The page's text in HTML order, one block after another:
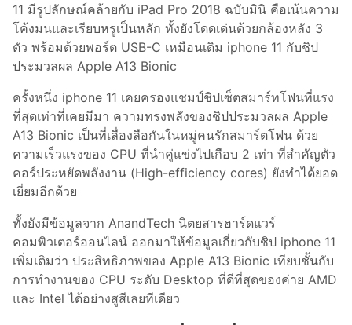
11 มีรูปลักษณ์คล้ายกับ iPad Pro 2018 ฉบับมินิ คือเน้นความ
โค้งมนและเรียบหรูเป็นหลัก ทั้งยังโดดเด่นด้วยกล้องหลัง 3
ตัว พร้อมด้วยพอร์ต USB-C เหมือนเดิม iphone 11 กับชิป
ประมวลผล Apple A13 Bionic
ครั้งหนึ่ง iphone 11 เคยครองแชมป์ชิปเซ็ตสมาร์ทโฟนที่แรง
ที่สุดเท่าที่เคยมีมา ความทรงพลังของชิปประมวลผล Apple
A13 Bionic เป็นที่เลื่องลือกันในหมู่คนรักสมาร์ตโฟน ด้วย
ความเร็วแรงของ CPU ที่นำคู่แข่งไปเกือบ 2 เท่า ที่สำคัญตัว
คอร์ประหยัดพลังงาน (High-efficiency cores) ยังทำได้ยอด
เยี่ยมอีกด้วย
ทั้งยังมีข้อมูลจาก AnandTech นิตยสารฮาร์ดแวร์
คอมพิวเตอร์ออนไลน์ ออกมาให้ข้อมูลเกี่ยวกับชิป iphone 11
เพิ่มเติมว่า ประสิทธิภาพของ Apple A13 Bionic เทียบชั้นกับ
การทำงานของ CPU ระดับ Desktop ที่ดีที่สุดของค่าย AMD
และ Intel ได้อย่างสูสีเลยทีเดียว